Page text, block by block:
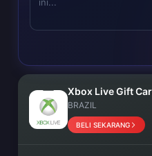
Xbox Live Gift
BRAZIL
BELI SEKARANG